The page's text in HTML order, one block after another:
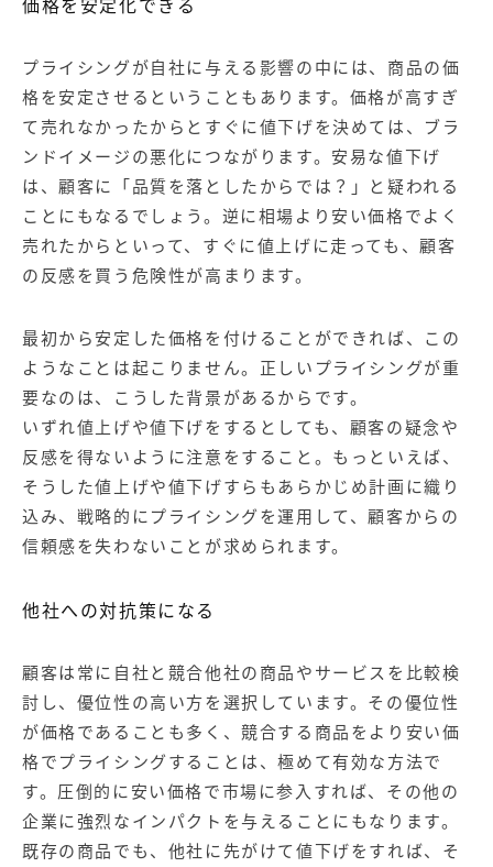
プライシングが自社に与える影響の中には、商品の価
格を安定させるということもあります。価格が高すぎ
て売れなかったからとすぐに値下げを決めては、ブラ
ンドイメージの悪化につながります。安易な値下げ
は、顧客に「品質を落としたからでは？」と疑われる
ことにもなるでしょう。逆に相場より安い価格でよく
売れたからといって、すぐに値上げに走っても、顧客
の反感を買う危険性が高まります。
最初から安定した価格を付けることができれば、この
ようなことは起こりません。正しいプライシングが重
要なのは、こうした背景があるからです。
いずれ値上げや値下げをするとしても、顧客の疑念や
反感を得ないように注意をすること。もっといえば、
そうした値上げや値下げすらもあらかじめ計画に織り
込み、戦略的にプライシングを運用して、顧客からの
信頼感を失わないことが求められます。
他社への対抗策になる
顧客は常に自社と競合他社の商品やサービスを比較検
討し、優位性の高い方を選択しています。その優位性
が価格であることも多く、競合する商品をより安い価
格でプライシングすることは、極めて有効な方法で
す。圧倒的に安い価格で市場に参入すれば、その他の
企業に強烈なインパクトを与えることにもなります。
既存の商品でも、他社に先がけて値下げをすれば、そ